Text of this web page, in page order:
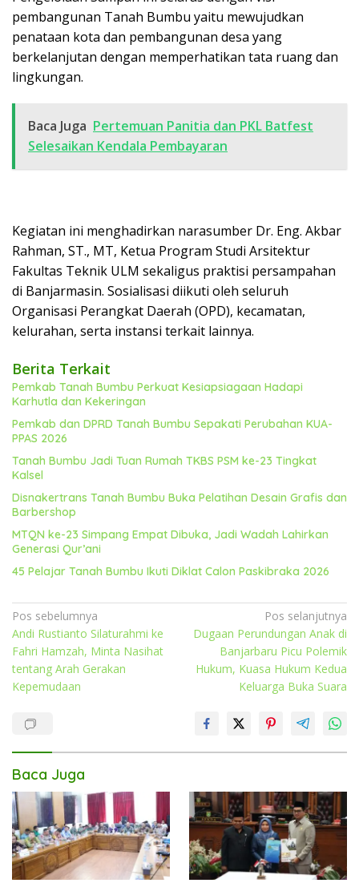
pembangunan Tanah Bumbu yaitu mewujudkan
penataan kota dan pembangunan desa yang
berkelanjutan dengan memperhatikan tata ruang dan
lingkungan.
Baca Juga Pertemuan Panitia dan PKL Batfest
Selesaikan Kendala Pembayaran
Kegiatan ini menghadirkan narasumber Dr. Eng. Akbar
Rahman, ST., MT, Ketua Program Studi Arsitektur
Fakultas Teknik ULM sekaligus praktisi persampahan
di Banjarmasin. Sosialisasi diikuti oleh seluruh
Organisasi Perangkat Daerah (OPD), kecamatan,
kelurahan, serta instansi terkait lainnya.
Berita Terkait
Pemkab Tanah Bumbu Perkuat Kesiapsiagaan Hadapi
Karhutla dan Kekeringan
Pemkab dan DPRD Tanah Bumbu Sepakati Perubahan KUA-
PPAS 2026
Tanah Bumbu Jadi Tuan Rumah TKBS PSM ke-23 Tingkat
Kalsel
Disnakertrans Tanah Bumbu Buka Pelatihan Desain Grafis dan
Barbershop
MTQN ke-23 Simpang Empat Dibuka, Jadi Wadah Lahirkan
Generasi Qur’ani
45 Pelajar Tanah Bumbu Ikuti Diklat Calon Paskibraka 2026
Navigasi
pos
Pos sebelumnya
Andi Rustianto Silaturahmi ke
Fahri Hamzah, Minta Nasihat
tentang Arah Gerakan
Kepemudaan
Pos selanjutnya
Dugaan Perundungan Anak di
Banjarbaru Picu Polemik
Hukum, Kuasa Hukum Kedua
Keluarga Buka Suara
Baca Juga